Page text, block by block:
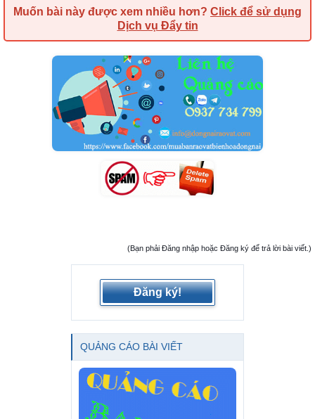
Muốn bài này được xem nhiều hơn? Click để sử dụng
Dịch vụ Đẩy tin
(Bạn phải Đăng nhập hoặc Đăng ký để trả lời bài viết.)
Đăng ký!
QUẢNG CÁO BÀI VIẾT